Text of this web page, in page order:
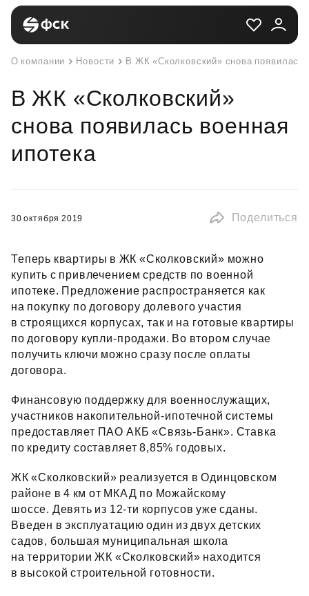
О компании Новости В ЖК «Сколковский» снова появилась
В ЖК «Сколковский»
снова появилась военная
ипотека
30 октября 2019 Поделиться
Теперь квартиры в ЖК «Сколковский» можно
купить с привлечением средств по военной
ипотеке. Предложение распространяется как
на покупку по договору долевого участия
в строящихся корпусах, так и на готовые квартиры
по договору купли‑продажи. Во втором случае
получить ключи можно сразу после оплаты
договора.
Финансовую поддержку для военнослужащих,
участников накопительной‑ипотечной системы
предоставляет ПАО АКБ «Связь‑Банк». Ставка
по кредиту составляет 8,85% годовых.
ЖК «Сколковский» реализуется в Одинцовском
районе в 4 км от МКАД по Можайскому
шоссе. Девять из 12‑ти корпусов уже сданы.
Введен в эксплуатацию один из двух детских
садов, большая муниципальная школа
на территории ЖК «Сколковский» находится
в высокой строительной готовности.